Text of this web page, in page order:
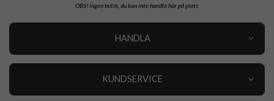
OBS!Ingen butik, du kan inte handla här på plats
HANDLA
KUNDSERVICE